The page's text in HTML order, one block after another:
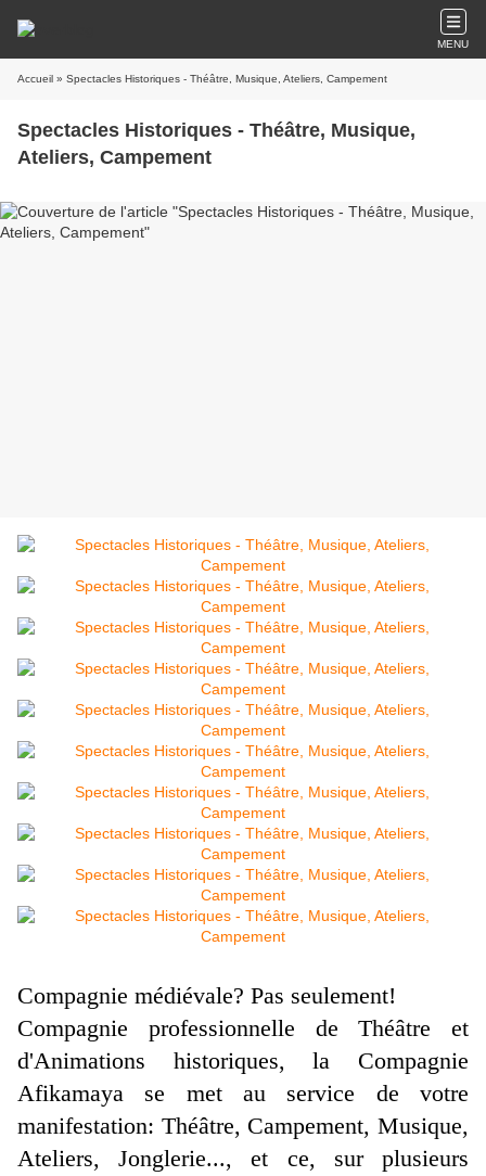
MENU
Accueil » Spectacles Historiques - Théâtre, Musique, Ateliers, Campement
Spectacles Historiques - Théâtre, Musique,
Ateliers, Campement
Compagnie médiévale? Pas seulement!
Compagnie professionnelle de Théâtre et
d'Animations historiques, la Compagnie
Afikamaya se met au service de votre
manifestation: Théâtre, Campement, Musique,
Ateliers, Jonglerie..., et ce, sur plusieurs